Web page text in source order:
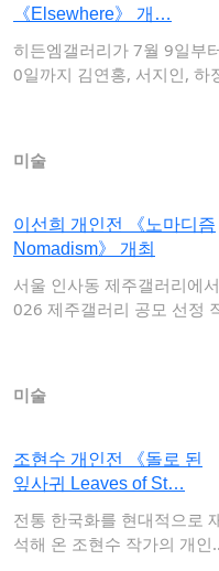
《Elsewhere》 개…
히든엠갤러리가 7월 9일부
0일까지 김연홍, 서지인, 하
미술
이선희 개인전 《노마디즘
Nomadism》 개최
서울 인사동 제주갤러리에
026 제주갤러리 공모 선정
미술
조현수 개인전 《돌로 된
잎사귀 Leaves of St…
전통 한국화를 현대적으로
석해 온 조현수 작가의 개인